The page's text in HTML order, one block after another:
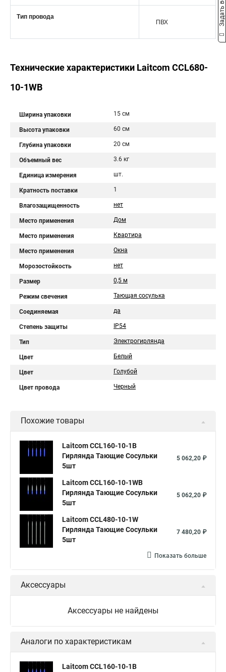
Тип провода
ПВХ
Технические характеристики Laitcom CCL680-
10-1WB
Ширина упаковки 15 см
Высота упаковки 60 см
Глубина упаковки 20 см
Объемный вес 3.6 кг
Единица измерения шт.
Кратность поставки 1
Влагозащищенность нет
Место применения Дом
Место применения Квартира
Место применения Окна
Морозостойкость нет
Размер 0,5 м
Режим свечения Тающая сосулька
Соединяемая да
Степень защиты IP54
Тип Электрогирлянда
Цвет Белый
Цвет Голубой
Цвет провода Черный
Похожие товары
Laitcom CCL160-10-1B
Гирлянда Тающие Сосульки
5шт
5 062,20 ₽
Laitcom CCL160-10-1WB
Гирлянда Тающие Сосульки
5шт
5 062,20 ₽
Laitcom CCL480-10-1W
Гирлянда Тающие Сосульки
5шт
7 480,20 ₽
Показать больше
Аксессуары
Аксессуары не найдены
Аналоги по характеристикам
Laitcom CCL160-10-1B